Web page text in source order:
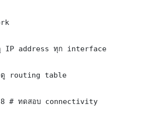
IP address ทุก interface
routing table
# ทดสอบ connectivity